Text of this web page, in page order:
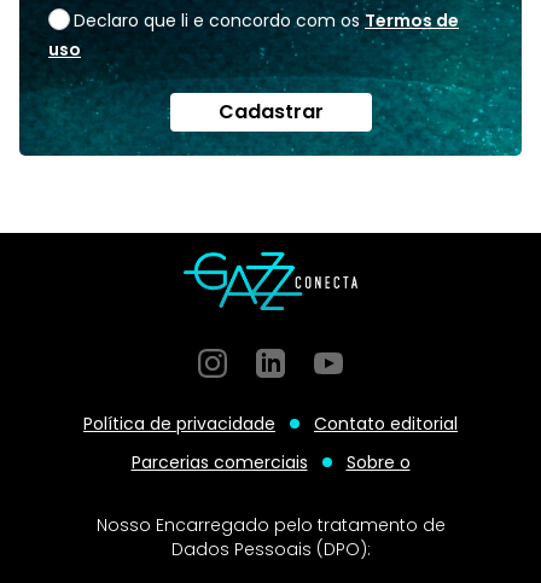
Declaro que li e concordo com os Termos de
uso
Cadastrar
InstagramGitHubGitHub
Política de privacidade
Contato editorial
Parcerias comerciais
Sobre o
Nosso Encarregado pelo tratamento de
Dados Pessoais (DPO):